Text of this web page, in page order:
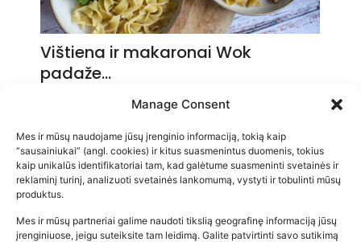
Manage Consent
Mes ir mūsų naudojame jūsų įrenginio informaciją, tokią kaip
“sausainiukai” (angl. cookies) ir kitus suasmenintus duomenis, tokius
kaip unikalūs identifikatoriai tam, kad galėtume suasmeninti svetainės ir
reklaminį turinį, analizuoti svetainės lankomumą, vystyti ir tobulinti mūsų
produktus.
Mes ir mūsų partneriai galime naudoti tikslią geografinę informaciją jūsų
įrenginiuose, jeigu suteiksite tam leidimą. Galite patvirtinti savo sutikimą
Vištiena ir makaronai Wok
padaže…